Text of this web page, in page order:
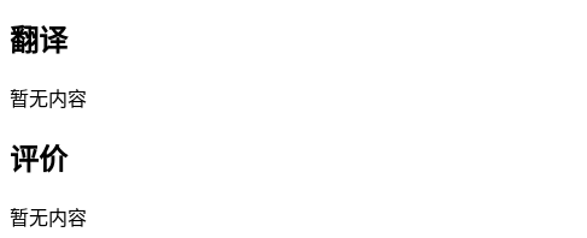
翻译
暂无内容
评价
暂无内容